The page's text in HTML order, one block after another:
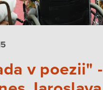
v poezii" -